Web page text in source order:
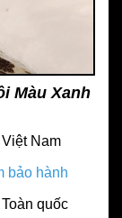
Màu Xanh
Nam
bảo hành
quốc